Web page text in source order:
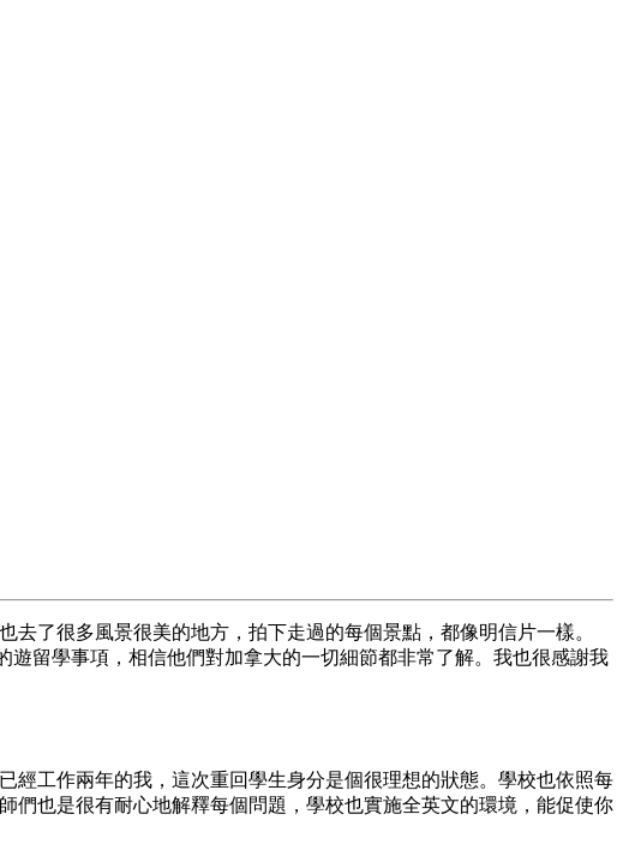
也去了很多風景很美的地方，拍下走過的每個景點， 都像明信片一樣。
遊留學事項， 相信他們對加拿大的一切細節都非常了解。 我也很感謝我
經工作兩年的我，這次重回學生身分是個很理想的狀態。 學校也依照每
們也是很有耐心地解釋每個問題，學校也實施全英文的環境， 能促使你